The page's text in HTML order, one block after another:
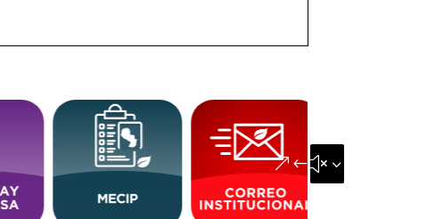
&#x35;